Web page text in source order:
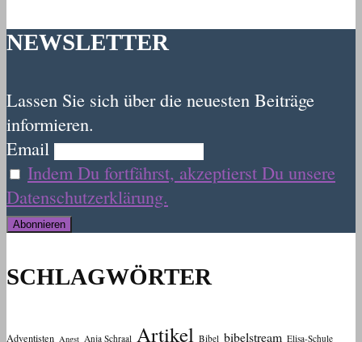
NEWSLETTER
Lassen Sie sich über die neuesten Beiträge
informieren.
Email
Indem Du fortfährst, akzeptierst Du unsere
Datenschutzerklärung.
SCHLAGWÖRTER
Adventisten Angst Anja Schraal Artikel Bibel bibelstream Elisa-Schule